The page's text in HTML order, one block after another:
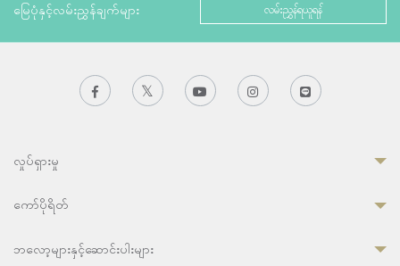
မြေပုံနှင့်လမ်းညွှန်ချက်များ လမ်းညွှန်ရယူရန်
လှုပ်ရှားမှု
ကော်ပိုရိတ်
ဘလော့များနှင့်ဆောင်းပါးများ